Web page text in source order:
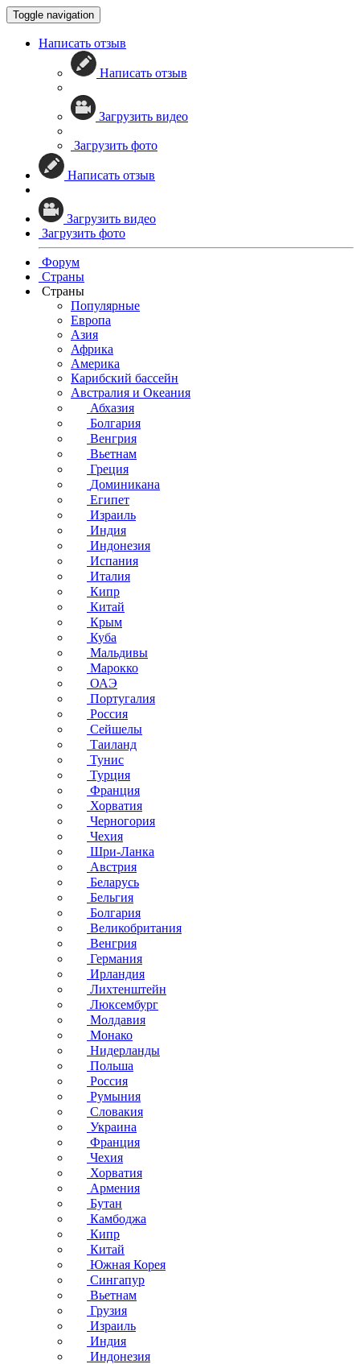
Toggle navigation
Написать отзыв
Написать отзыв
Загрузить видео
Загрузить фото
Написать отзыв
Загрузить видео
Загрузить фото
Форум
Страны
Страны
Популярные
Европа
Азия
Африка
Америка
Карибский бассейн
Австралия и Океания
Абхазия
Болгария
Венгрия
Вьетнам
Греция
Доминикана
Египет
Израиль
Индия
Индонезия
Испания
Италия
Кипр
Китай
Крым
Куба
Мальдивы
Марокко
ОАЭ
Португалия
Россия
Сейшелы
Таиланд
Тунис
Турция
Франция
Хорватия
Черногория
Чехия
Шри-Ланка
Австрия
Беларусь
Бельгия
Болгария
Великобритания
Венгрия
Германия
Ирландия
Лихтенштейн
Люксембург
Молдавия
Монако
Нидерланды
Польша
Россия
Румыния
Словакия
Украина
Франция
Чехия
Хорватия
Армения
Бутан
Камбоджа
Кипр
Китай
Южная Корея
Сингапур
Вьетнам
Грузия
Израиль
Индия
Индонезия